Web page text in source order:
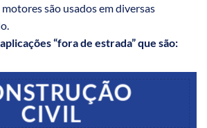
são usados em diversas
“fora de estrada” que são:
CIVIL